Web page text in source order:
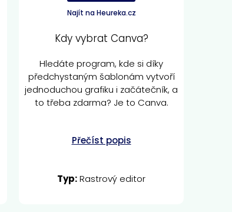
Najít na Heureka.cz
Kdy vybrat Canva?
Hledáte program, kde si díky
předchystaným šablonám vytvoří
jednoduchou grafiku i začátečník, a
to třeba zdarma? Je to Canva.
Přečíst popis
Typ:Rastrový editor